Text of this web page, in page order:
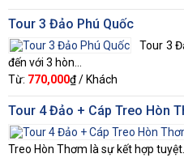
Tour 3 Đảo Phú Quốc
Tour 3
đến với 3 hòn...
Từ: 770,000₫ / Khách
Tour 4 Đảo + Cáp Treo Hòn
Treo Hòn Thơm là sự kết hợp tuyệt...